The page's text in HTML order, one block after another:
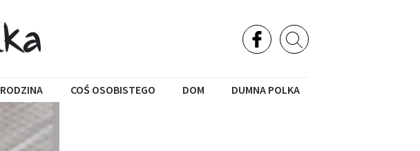
RODZINA COŚ OSOBISTEGO DOM DUMNA POLKA